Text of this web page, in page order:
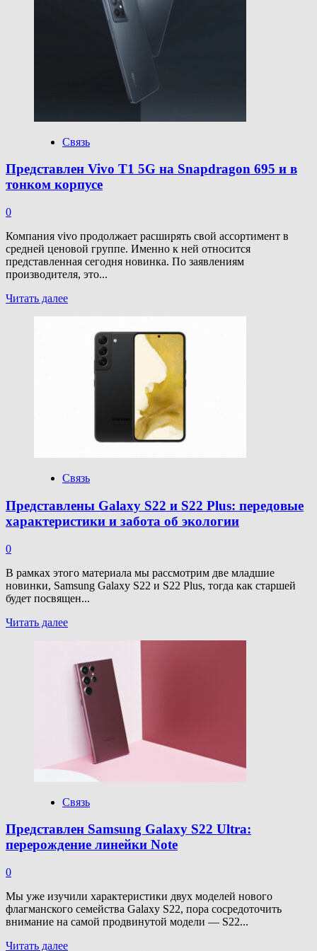
попугайничества
характеристики
Связь
Представлен Vivo T1 5G на Snapdragon 695 и в
тонком корпусе
0
Компания vivo продолжает расширять свой ассортимент в
средней ценовой группе. Именно к ней относится
представленная сегодня новинка. По заявлениям
производителя, это...
Читать далееПрочитать
Представлен
Связь
Представлены Galaxy S22 и S22 Plus: передовые
характеристики и забота об экологии
0
В рамках этого материала мы рассмотрим две младшие
новинки, Samsung Galaxy S22 и S22 Plus, тогда как старшей
будет посвящен...
Читать далееПрочитать
Представлены
Galaxy
S22
S22
Plus:
передовые
характеристики
и
забота
экологии
Связь
Представлен Samsung Galaxy S22 Ultra:
перерождение линейки Note
0
Мы уже изучили характеристики двух моделей нового
флагманского семейства Galaxy S22, пора сосредоточить
внимание на самой продвинутой модели — S22...
Читать далееПрочитать